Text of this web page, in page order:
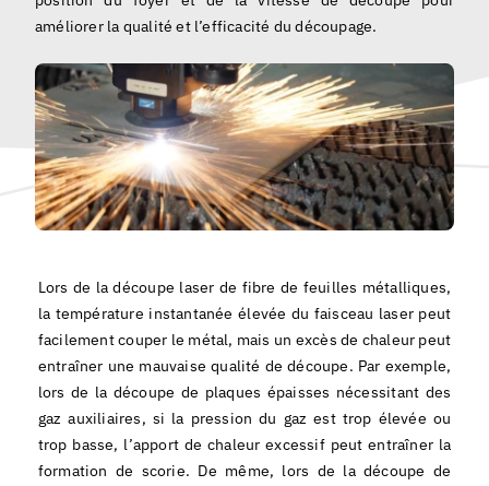
Français
améliorer la qualité et l’efficacité du découpage.
Lors de la découpe laser de fibre de feuilles métalliques,
la température instantanée élevée du faisceau laser peut
facilement couper le métal, mais un excès de chaleur peut
entraîner une mauvaise qualité de découpe. Par exemple,
lors de la découpe de plaques épaisses nécessitant des
gaz auxiliaires, si la pression du gaz est trop élevée ou
trop basse, l’apport de chaleur excessif peut entraîner la
formation de scorie. De même, lors de la découpe de